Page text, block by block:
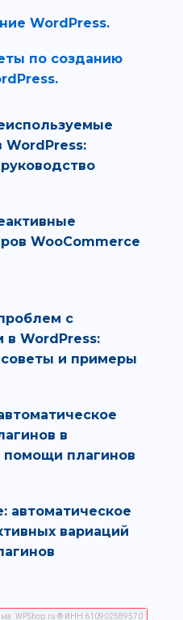
WordPress.
по созданию
WooCommerce
с
WordPress:
и примеры
в
помощи плагинов
автоматическое
вариаций